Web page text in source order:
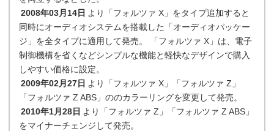
2008年03月14日 より「フォルツァ X」をタイプ追加すると
同時にオーディオシステムを搭載した「オーディオパッケー
ジ」を全タイプに適用して発売。 「フォルツァ X」は、電子
制御機構を省くなどシンプルな機能と軽快なデザインで購入
しやすい価格に設定。
2009年02月27日 より「フォルツァ X」「フォルツァ Z」
「フォルツァ Z ABS」ののカラーリングを変更して発売。
2010年1月28日 より「フォルツァ Z」「フォルツァ Z ABS」
をマイナーチェンジして発売。